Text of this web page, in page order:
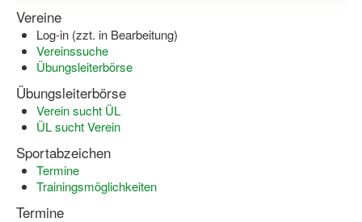
Fachtag Bildung braucht Bewegung
Erste-Hilfe-Ausbildung
Anmeldeformular / Anmeldebedingungen
Bezuschussung Qualifizierung für Dortmunder
Open Sports Day
Vereine
Log-in (zzt. in Bearbeitung)
Vereinssuche
Übungsleiterbörse
Übungsleiterbörse
Verein sucht ÜL
ÜL sucht Verein
Sportabzeichen
Termine
Trainingsmöglichkeiten
Termine